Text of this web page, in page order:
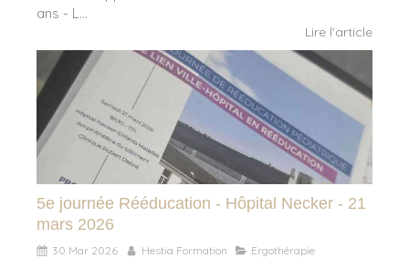
ans - L...
Lire l'article
5e journée Rééducation - Hôpital Necker - 21
mars 2026
30 Mar 2026 Hestia Formation Ergothérapie